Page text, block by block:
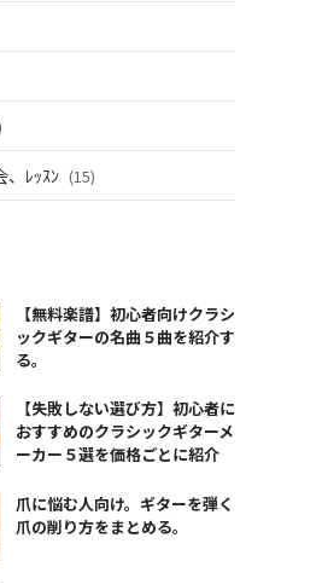
、ﾚｯｽﾝ (15)
【無料楽譜】初心者向けクラシ
ックギターの名曲５曲を紹介す
る。
【失敗しない選び方】初心者に
おすすめのクラシックギターメ
ーカー５選を価格ごとに紹介
爪に悩む人向け。ギターを弾く
爪の削り方をまとめる。